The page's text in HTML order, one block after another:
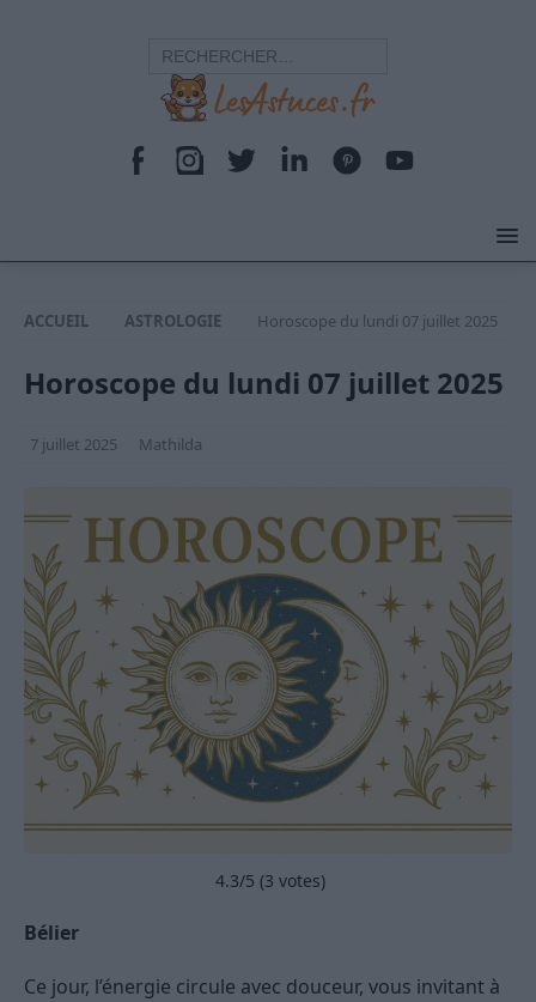
ACCUEIL ASTROLOGIE Horoscope du lundi 07 juillet 2025
Horoscope du lundi 07 juillet 2025
7 juillet 2025 Mathilda
4.3/5 (3 votes)
Bélier
Ce jour, l’énergie circule avec douceur, vous invitant à